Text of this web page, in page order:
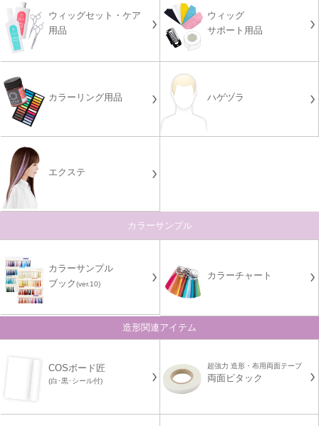
ウィッグセット・ケア
用品
ウィッグ
サポート用品
カラーリング用品 ハゲヅラ
エクステ
カラーサンプル
カラーサンプル
ブック(ver.10)
カラーチャート
造形関連アイテム
COSボード匠
(白･黒･シール付)
超強力 造形・布用両面テープ
両面ピタック